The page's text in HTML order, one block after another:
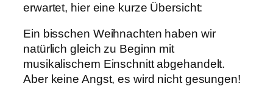
erwartet, hier eine kurze Übersicht:
Ein bisschen Weihnachten haben wir
natürlich gleich zu Beginn mit
musikalischem Einschnitt abgehandelt.
Aber keine Angst, es wird nicht gesungen!